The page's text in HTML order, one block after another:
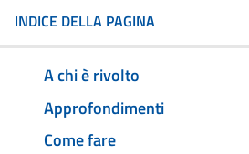
INDICE DELLA PAGINA
A chi è rivolto
Approfondimenti
Come fare